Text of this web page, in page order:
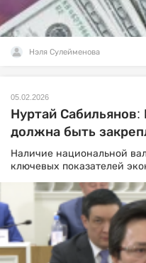
Нэля Сулейменова
05.02.2026
Нуртай
должна быть
Наличие национальной
ключевых показателей